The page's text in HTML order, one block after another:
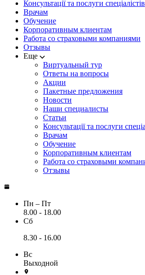
Консультації та послуги спеціалістів
Врачам
Обучение
Корпоративным клиентам
Работа со страховыми компаниями
Отзывы
Ещe
Виртуальный тур
Ответы на вопросы
Акции
Пакетные предложения
Новости
Наши специалисты
Статьи
Консультації та послуги
Врачам
Обучение
Корпоративным клиентам
Работа со страховыми
Отзывы
Пн – Пт
8.00 - 18.00
Сб
8.30 - 16.00
Вс
Выходной